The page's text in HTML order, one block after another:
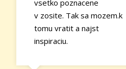
vsetko poznacene
v zosite. Tak sa mozem.k
tomu vratit a najst
inspiraciu.